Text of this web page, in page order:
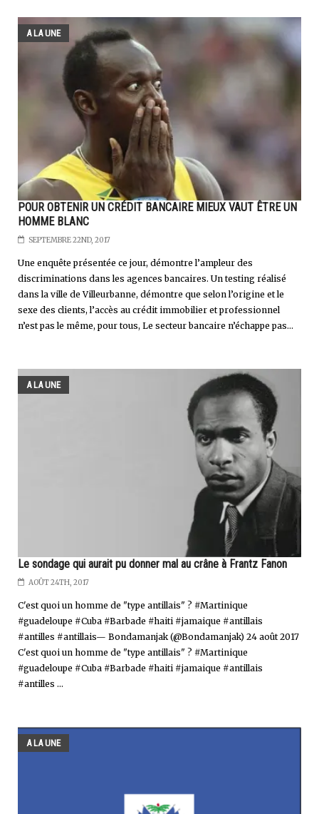
A LA UNE
POUR OBTENIR UN CRÉDIT BANCAIRE MIEUX VAUT ÊTRE UN
HOMME BLANC
SEPTEMBRE 22ND, 2017
Une enquête présentée ce jour, démontre l’ampleur des
discriminations dans les agences bancaires. Un testing réalisé
dans la ville de Villeurbanne, démontre que selon l’origine et le
sexe des clients, l’accès au crédit immobilier et professionnel
n’est pas le même, pour tous, Le secteur bancaire n’échappe pas...
A LA UNE
Le sondage qui aurait pu donner mal au crâne à Frantz Fanon
AOÛT 24TH, 2017
C'est quoi un homme de "type antillais" ? #Martinique
#guadeloupe #Cuba #Barbade #haiti #jamaique #antillais
#antilles #antillais— Bondamanjak (@Bondamanjak) 24 août 2017
C'est quoi un homme de "type antillais" ? #Martinique
#guadeloupe #Cuba #Barbade #haiti #jamaique #antillais
#antilles ...
A LA UNE